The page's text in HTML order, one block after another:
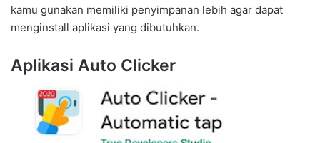
kamu gunakan memiliki penyimpanan lebih agar dapat
menginstall aplikasi yang dibutuhkan.
Aplikasi Auto Clicker